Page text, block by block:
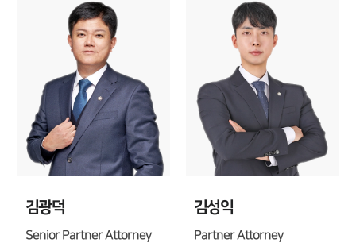
센터소개
센터소개
대륜의 강점
김광덕
Senior Partner Attorney
김성익
Partner Attorney